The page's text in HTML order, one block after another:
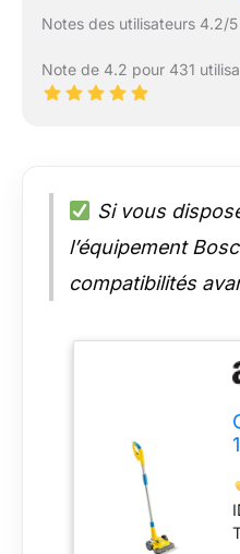
Notes des utilisateurs 4.2/5
Note de 4.2 pour 431
Si vous
l’équipement
compatibilités